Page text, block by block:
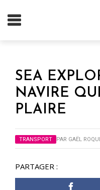
SEA
NAVIRE
PLAIRE
TRANSPORT PAR GAËL
PARTAGER :